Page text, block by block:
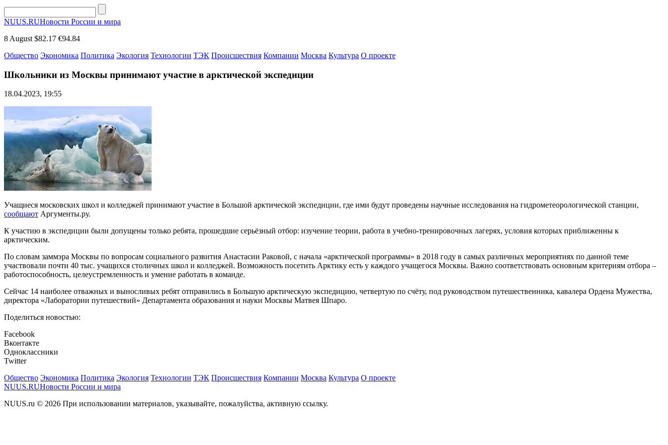
NUUS.RUНовости России и мира
8 August $82.17 €94.84
Общество Экономика Политика Экология Технологии ТЭК Происшествия Компании Москва Культура О проекте
Школьники из Москвы принимают участие в арктической экспедиции
18.04.2023, 19:55
Учащиеся московских школ и колледжей принимают участие в Большой арктической экспедиции, где ими будут проведены научные исследования на гидрометеорологической станции,
сообщают Аргументы.ру.
К участию в экспедиции были допущены только ребята, прошедшие серьёзный отбор: изучение теории, работа в учебно-тренировочных лагерях, условия которых приближенны к
арктическим.
По словам заммэра Москвы по вопросам социального развития Анастасии Раковой, с начала «арктической программы» в 2018 году в самых различных мероприятиях по данной теме
участвовали почти 40 тыс. учащихся столичных школ и колледжей. Возможность посетить Арктику есть у каждого учащегося Москвы. Важно соответствовать основным критериям отбора –
работоспособность, целеустремленность и умение работать в команде.
Сейчас 14 наиболее отважных и выносливых ребят отправились в Большую арктическую экспедицию, четвертую по счёту, под руководством путешественника, кавалера Ордена Мужества,
директора «Лаборатории путешествий» Департамента образования и науки Москвы Матвея Шпаро.
Поделиться новостью:
Facebook
Вконтакте
Одноклассники
Twitter
Общество Экономика Политика Экология Технологии ТЭК Происшествия Компании Москва Культура О проекте
NUUS.RUНовости России и мира
NUUS.ru © 2026 При использовании материалов, указывайте, пожалуйства, активную ссылку.